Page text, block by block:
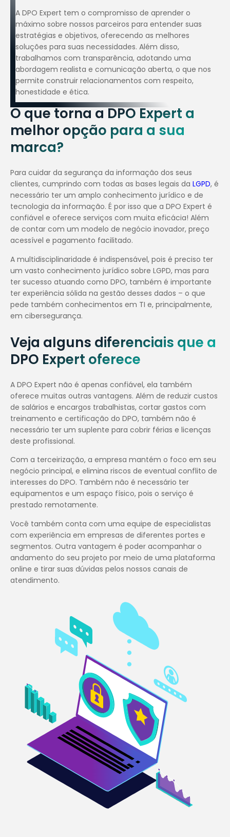
A DPO Expert tem o compromisso de aprender o
máximo sobre nossos parceiros para entender suas
estratégias e objetivos, oferecendo as melhores
soluções para suas necessidades. Além disso,
trabalhamos com transparência, adotando uma
abordagem realista e comunicação aberta, o que nos
permite construir relacionamentos com respeito,
honestidade e ética.
O que torna a DPO Expert a
melhor opção para a sua
marca?
Para cuidar da segurança da informação dos seus
clientes, cumprindo com todas as bases legais da LGPD, é
necessário ter um amplo conhecimento jurídico e de
tecnologia da informação. É por isso que a DPO Expert é
confiável e oferece serviços com muita eficácia! Além
de contar com um modelo de negócio inovador, preço
acessível e pagamento facilitado.
A multidisciplinaridade é indispensável, pois é preciso ter
um vasto conhecimento jurídico sobre LGPD, mas para
ter sucesso atuando como DPO, também é importante
ter experiência sólida na gestão desses dados – o que
pede também conhecimentos em TI e, principalmente,
em cibersegurança.
Veja alguns diferenciais que a
DPO Expert oferece
A DPO Expert não é apenas confiável, ela também
oferece muitas outras vantagens. Além de reduzir custos
de salários e encargos trabalhistas, cortar gastos com
treinamento e certificação do DPO, também não é
necessário ter um suplente para cobrir férias e licenças
deste profissional.
Com a terceirização, a empresa mantém o foco em seu
negócio principal, e elimina riscos de eventual conflito de
interesses do DPO. Também não é necessário ter
equipamentos e um espaço físico, pois o serviço é
prestado remotamente.
Você também conta com uma equipe de especialistas
com experiência em empresas de diferentes portes e
segmentos. Outra vantagem é poder acompanhar o
andamento do seu projeto por meio de uma plataforma
online e tirar suas dúvidas pelos nossos canais de
atendimento.